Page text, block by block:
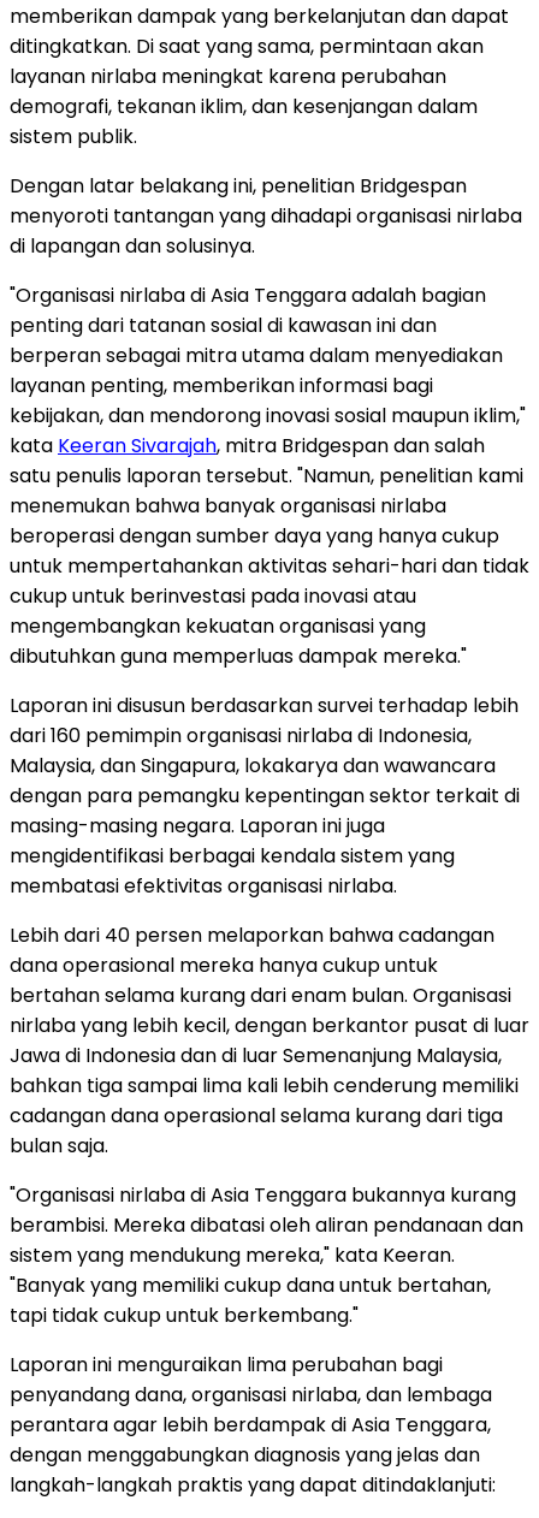
memberikan dampak yang berkelanjutan dan dapat
ditingkatkan. Di saat yang sama, permintaan akan
layanan nirlaba meningkat karena perubahan
demografi, tekanan iklim, dan kesenjangan dalam
sistem publik.
Dengan latar belakang ini, penelitian Bridgespan
menyoroti tantangan yang dihadapi organisasi nirlaba
di lapangan dan solusinya.
"Organisasi nirlaba di Asia Tenggara adalah bagian
penting dari tatanan sosial di kawasan ini dan
berperan sebagai mitra utama dalam menyediakan
layanan penting, memberikan informasi bagi
kebijakan, dan mendorong inovasi sosial maupun iklim,"
kata Keeran Sivarajah, mitra Bridgespan dan salah
satu penulis laporan tersebut. "Namun, penelitian kami
menemukan bahwa banyak organisasi nirlaba
beroperasi dengan sumber daya yang hanya cukup
untuk mempertahankan aktivitas sehari-hari dan tidak
cukup untuk berinvestasi pada inovasi atau
mengembangkan kekuatan organisasi yang
dibutuhkan guna memperluas dampak mereka."
Laporan ini disusun berdasarkan survei terhadap lebih
dari 160 pemimpin organisasi nirlaba di Indonesia,
Malaysia, dan Singapura, lokakarya dan wawancara
dengan para pemangku kepentingan sektor terkait di
masing-masing negara. Laporan ini juga
mengidentifikasi berbagai kendala sistem yang
membatasi efektivitas organisasi nirlaba.
Lebih dari 40 persen melaporkan bahwa cadangan
dana operasional mereka hanya cukup untuk
bertahan selama kurang dari enam bulan. Organisasi
nirlaba yang lebih kecil, dengan berkantor pusat di luar
Jawa di Indonesia dan di luar Semenanjung Malaysia,
bahkan tiga sampai lima kali lebih cenderung memiliki
cadangan dana operasional selama kurang dari tiga
bulan saja.
"Organisasi nirlaba di Asia Tenggara bukannya kurang
berambisi. Mereka dibatasi oleh aliran pendanaan dan
sistem yang mendukung mereka," kata Keeran.
"Banyak yang memiliki cukup dana untuk bertahan,
tapi tidak cukup untuk berkembang."
Laporan ini menguraikan lima perubahan bagi
penyandang dana, organisasi nirlaba, dan lembaga
perantara agar lebih berdampak di Asia Tenggara,
dengan menggabungkan diagnosis yang jelas dan
langkah-langkah praktis yang dapat ditindaklanjuti: